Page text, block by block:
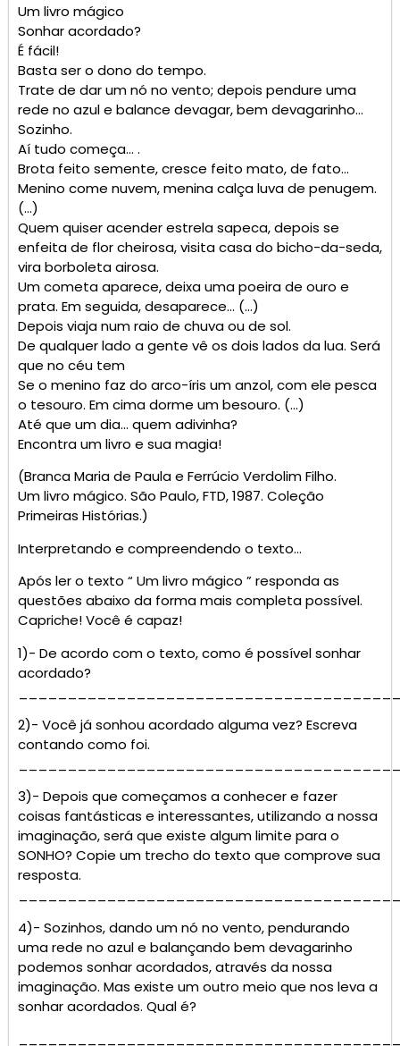
Um livro mágico
Sonhar acordado?
É fácil!
Basta ser o dono do tempo.
Trate de dar um nó no vento; depois pendure uma
rede no azul e balance devagar, bem devagarinho…
Sozinho.
Aí tudo começa… .
Brota feito semente, cresce feito mato, de fato…
Menino come nuvem, menina calça luva de penugem.
(…)
Quem quiser acender estrela sapeca, depois se
enfeita de flor cheirosa, visita casa do bicho-da-seda,
vira borboleta airosa.
Um cometa aparece, deixa uma poeira de ouro e
prata. Em seguida, desaparece… (…)
Depois viaja num raio de chuva ou de sol.
De qualquer lado a gente vê os dois lados da lua. Será
que no céu tem
Se o menino faz do arco-íris um anzol, com ele pesca
o tesouro. Em cima dorme um besouro. (…)
Até que um dia… quem adivinha?
Encontra um livro e sua magia!
(Branca Maria de Paula e Ferrúcio Verdolim Filho.
Um livro mágico. São Paulo, FTD, 1987. Coleção
Primeiras Histórias.)
Interpretando e compreendendo o texto…
Após ler o texto “ Um livro mágico ” responda as
questões abaixo da forma mais completa possível.
Capriche! Você é capaz!
1)- De acordo com o texto, como é possível sonhar
acordado?
2)- Você já sonhou acordado alguma vez? Escreva
contando como foi.
3)- Depois que começamos a conhecer e fazer
coisas fantásticas e interessantes, utilizando a nossa
imaginação, será que existe algum limite para o
SONHO? Copie um trecho do texto que comprove sua
resposta.
4)- Sozinhos, dando um nó no vento, pendurando
uma rede no azul e balançando bem devagarinho
podemos sonhar acordados, através da nossa
imaginação. Mas existe um outro meio que nos leva a
sonhar acordados. Qual é?